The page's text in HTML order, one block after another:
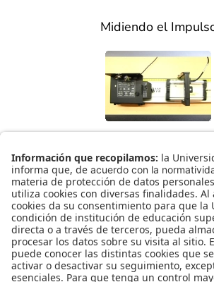
Midiendo el
Choques pelotas